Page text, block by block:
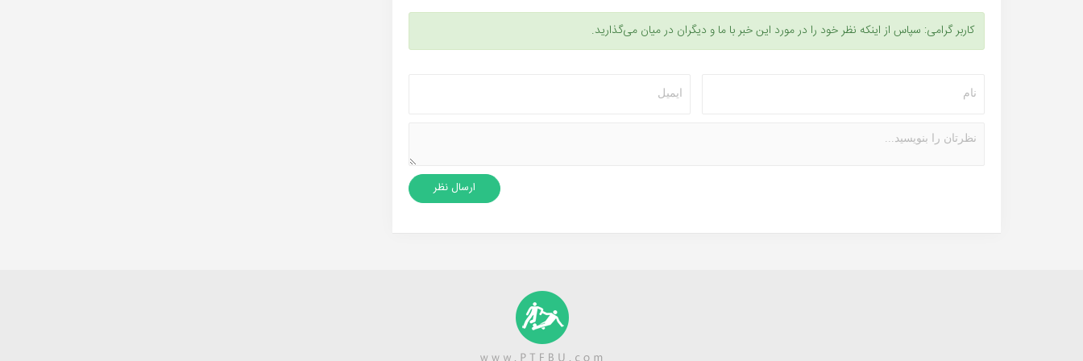
کاربر گرامی: سپاس از اینکه نظر خود را در مورد این خبر با ما و دیگران در میان می‌گذارید.